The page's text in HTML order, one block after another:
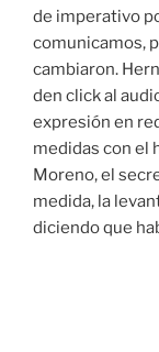
de imperativo
comunicamos,
cambiaron.
den click al
expresión en
medidas con el
Moreno, el
medida, la
diciendo que